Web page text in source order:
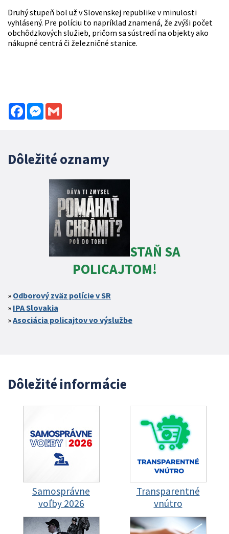
Druhý stupeň bol už v Slovenskej republike v minulosti
vyhlásený. Pre políciu to napríklad znamená, že zvýši počet
obchôdzkových služieb, pričom sa sústredí na objekty ako
nákupné centrá či železničné stanice.
FacebookMessenger
Dôležité oznamy
STAŇ SA
POLICAJTOM!
Odborový zväz polície v SR
IPA Slovakia
Asociácia policajtov vo výslužbe
Dôležité informácie
Samosprávne
voľby 2026
Transparentné
vnútro